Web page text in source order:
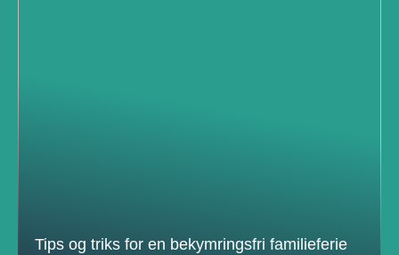
Tips og triks for en bekymringsfri familieferie